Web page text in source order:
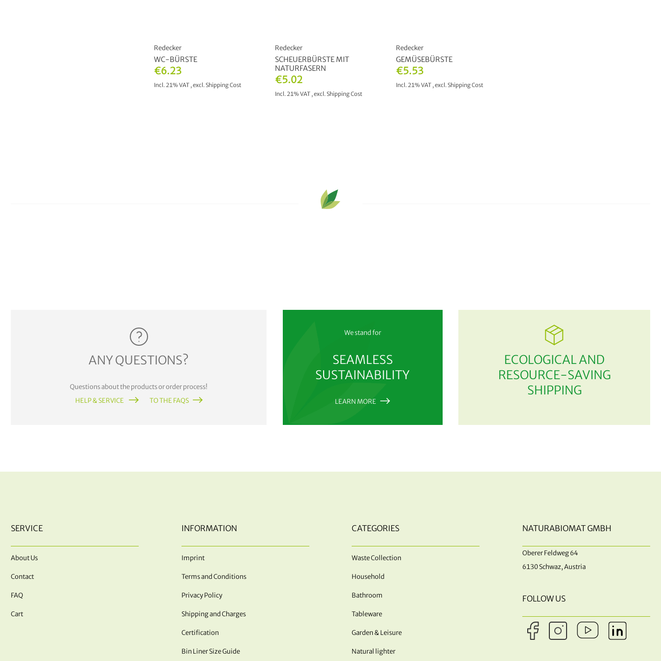
€6.23
Incl. 21% VAT ,excl.Shipping Cost
Redecker
WC-BÜRSTE
€5.02
Incl. 21% VAT ,excl.Shipping Cost
Redecker
SCHEUERBÜRSTE MIT
NATURFASERN
€5.53
Incl. 21% VAT ,excl.Shipping Cost
Redecker
GEMÜSEBÜRSTE
ANY QUESTIONS?
Questions about the products or order process!
HELP & SERVICE
TO THE FAQS
We stand for
SEAMLESS
SUSTAINABILITY
LEARN MORE
ECOLOGICAL AND
RESOURCE-SAVING
SHIPPING
SERVICE
About Us
Contact
FAQ
Cart
INFORMATION
Imprint
Terms and Conditions
Privacy Policy
Shipping and Charges
Certification
Bin Liner Size Guide
CATEGORIES
Waste Collection
Household
Bathroom
Tableware
Garden & Leisure
Natural lighter
NATURABIOMAT GMBH
Oberer Feldweg 64
6130 Schwaz, Austria
FOLLOW US